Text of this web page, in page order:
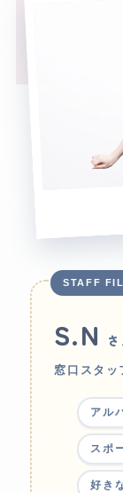
STAFF
S.N
窓口スタッ
アル
スポ
好き